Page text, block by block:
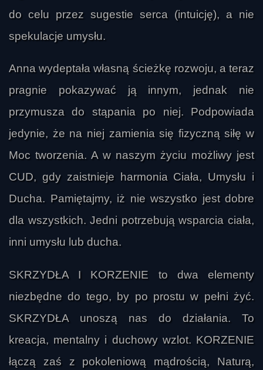
do celu przez sugestie serca (intuicję), a nie
spekulacje umysłu.
Anna wydeptała własną ścieżkę rozwoju, a teraz
pragnie pokazywać ją innym, jednak nie
przymusza do stąpania po niej. Podpowiada
jedynie, że na niej zamienia się fizyczną siłę w
Moc tworzenia. A w naszym życiu możliwy jest
CUD, gdy zaistnieje harmonia Ciała, Umysłu i
Ducha. Pamiętajmy, iż nie wszystko jest dobre
dla wszystkich. Jedni potrzebują wsparcia ciała,
inni umysłu lub ducha.
SKRZYDŁA I KORZENIE to dwa elementy
niezbędne do tego, by po prostu w pełni żyć.
SKRZYDŁA unoszą nas do działania. To
kreacja, mentalny i duchowy wzlot. KORZENIE
łączą zaś z pokoleniową mądrością, Naturą,